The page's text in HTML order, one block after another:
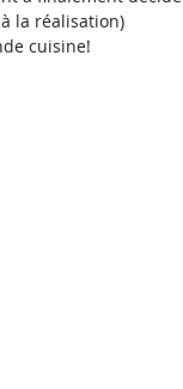
la réalisation)
cuisine!